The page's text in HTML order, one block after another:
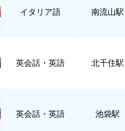
イタリア語 南流山駅
英会話・英語 北千住駅
英会話・英語 池袋駅